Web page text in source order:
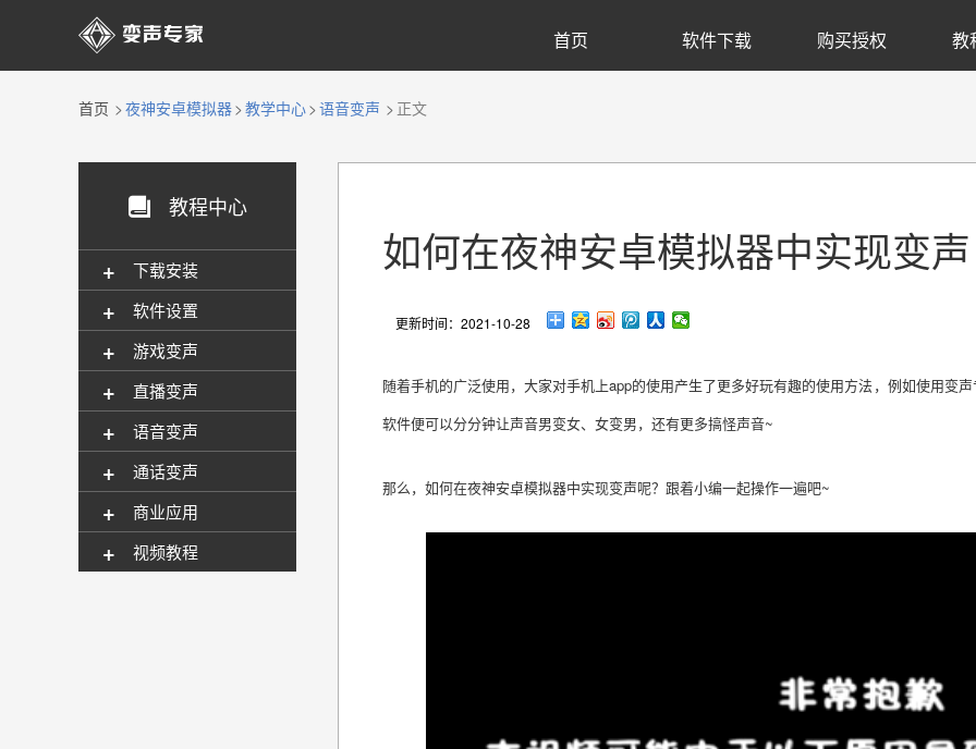
 首页 软件下载 购买授权 教
首页 夜神安卓模拟器 教学中心 语音变声 正文
 教程中心
下载安装
+
软件设置
+
游戏变声
+
直播变声
+
语音变声
+
通话变声
+
商业应用
+
视频教程
+
如何在夜神安卓模拟器中实现变声
更新时间：2021-10-28
随着手机的广泛使用，大家对手机上app的使用产生了更多好玩有趣的使用方法，例如使用变
软件便可以分分钟让声音男变女、女变男，还有更多搞怪声音~
那么，如何在夜神安卓模拟器中实现变声呢？跟着小编一起操作一遍吧~